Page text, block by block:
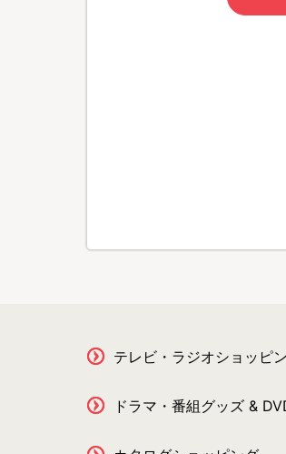
テレビ・ラジオショッピ
ドラマ・番組グッズ &